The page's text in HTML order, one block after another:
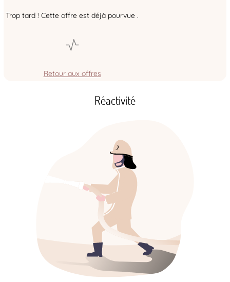
Trop tard ! Cette offre est déjà pourvue .
Retour aux offres
Réactivité